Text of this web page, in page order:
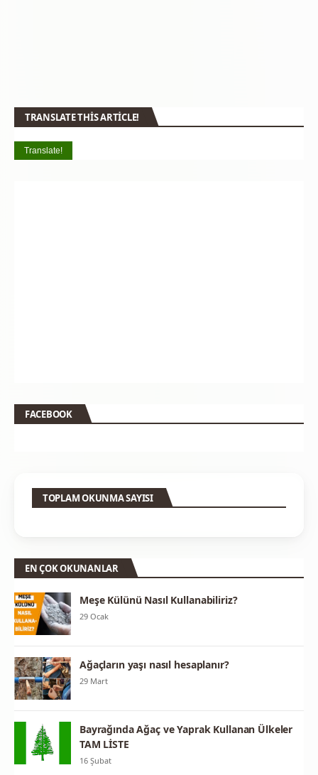
TRANSLATE THIS ARTICLE!
Translate!
FACEBOOK
TOPLAM OKUNMA SAYISI
EN ÇOK OKUNANLAR
Meşe Külünü Nasıl Kullanabiliriz?
29 Ocak
Ağaçların yaşı nasıl hesaplanır?
29 Mart
Bayrağında Ağaç ve Yaprak Kullanan Ülkeler
TAM LİSTE
16 Şubat